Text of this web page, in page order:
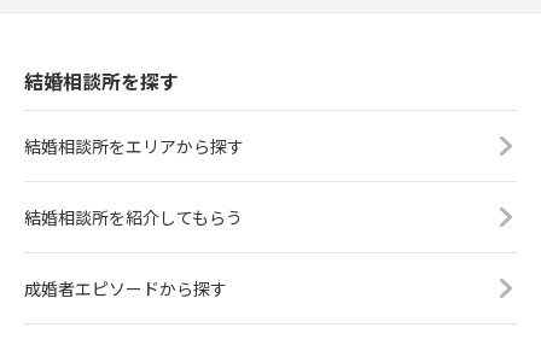
結婚相談所を探す
結婚相談所をエリアから探す
結婚相談所を紹介してもらう
成婚者エピソードから探す